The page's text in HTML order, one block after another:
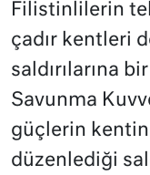
Filistinlilerin
çadır kentleri
saldırılarına
Savunma
güçlerin kentin
düzenlediği